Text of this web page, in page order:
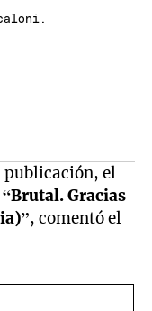
publicación, el
“Brutal. Gracias
, comentó el